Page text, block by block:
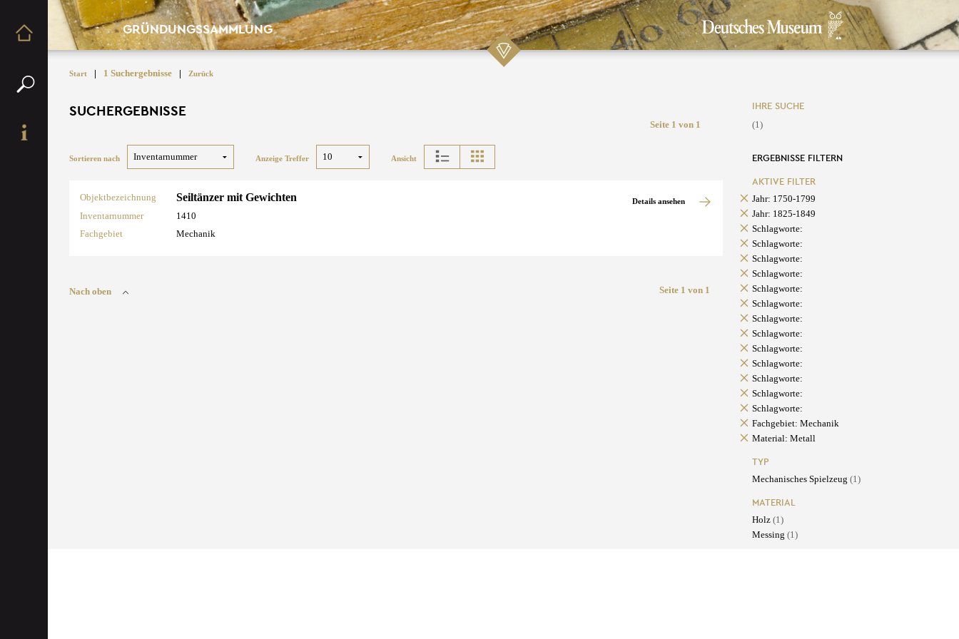
GRÜNDUNGSSAMMLUNG
Start | 1 Suchergebnisse | Zurück
SUCHERGEBNISSE
Seite 1 von 1
Sortieren nach Anzeige Treffer Ansicht
Objektbezeichnung Seiltänzer mit Gewichten
Inventarnummer
1410
Fachgebiet
Mechanik
Details ansehen
Nach oben Seite 1 von 1
IHRE SUCHE
(1)
ERGEBNISSE FILTERN
AKTIVE FILTER
Jahr: 1750-1799
Jahr: 1825-1849
Schlagworte:
Schlagworte:
Schlagworte:
Schlagworte:
Schlagworte:
Schlagworte:
Schlagworte:
Schlagworte:
Schlagworte:
Schlagworte:
Schlagworte:
Schlagworte:
Schlagworte:
Fachgebiet: Mechanik
Material: Metall
TYP
Mechanisches Spielzeug (1)
MATERIAL
Holz (1)
Messing (1)